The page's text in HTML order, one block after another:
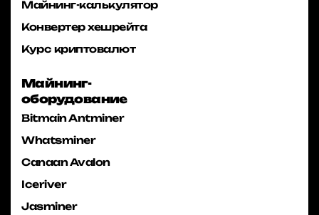
Майнинг-калькулятор
Конвертер хешрейта
Курс криптовалют
Майнинг-
оборудование
Bitmain Antminer
Whatsminer
Canaan Avalon
Iceriver
Jasminer